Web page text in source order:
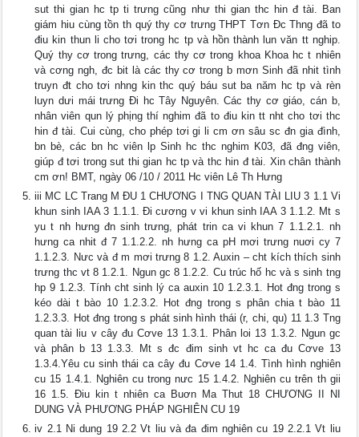
sut thi gian hc tp ti trưng cũng như thi gian thc hin đ tài. Ban
giám hiu cùng tồn th quý thy cơ trưng THPT Tơn Đc Thng đã to
điu kin thun li cho tơi trong hc tp và hồn thành lun văn tt nghip.
Quý thy cơ trong trưng, các thy cơ trong khoa Khoa hc t nhiên
và cơng ngh, đc bit là các thy cơ trong b mơn Sinh đã nhit tình
truyn đt cho tơi nhng kin thc quý báu sut ba năm hc tp và rèn
luyn dưi mái trưng Đi hc Tây Nguyên. Các thy cơ giáo, cán b,
nhân viên qun lý phịng thí nghim đã to điu kin tt nht cho tơi thc
hin đ tài. Cui cùng, cho phép tơi gi li cm ơn sâu sc đn gia đình,
bn bè, các bn hc viên lp Sinh hc thc nghim K03, đã đng viên,
giúp đ tơi trong sut thi gian hc tp và thc hin đ tài. Xin chân thành
cm ơn! BMT, ngày 06 /10 / 2011 Hc viên Lê Th Hưng
iii MC LC Trang M ĐU 1 CHƯƠNG I TNG QUAN TÀI LIU 3 1.1 Vi
khun sinh IAA 3 1.1.1. Đi cương v vi khun sinh IAA 3 1.1.2. Mt s
yu t nh hưng đn sinh trưng, phát trin ca vi khun 7 1.1.2.1. nh
hưng ca nhit đ 7 1.1.2.2. nh hưng ca pH mơi trưng nuơi cy 7
1.1.2.3. Nưc và đ m mơi trưng 8 1.2. Auxin – cht kích thích sinh
trưng thc vt 8 1.2.1. Ngun gc 8 1.2.2. Cu trúc hố hc và s sinh tng
hp 9 1.2.3. Tính cht sinh lý ca auxin 10 1.2.3.1. Hot đng trong s
kéo dài t bào 10 1.2.3.2. Hot đng trong s phân chia t bào 11
1.2.3.3. Hot đng trong s phát sinh hình thái (r, chi, qu) 11 1.3 Tng
quan tài liu v cây đu Cơve 13 1.3.1. Phân loi 13 1.3.2. Ngun gc
và phân b 13 1.3.3. Mt s đc đim sinh vt hc ca đu Cơve 13
1.3.4.Yêu cu sinh thái ca cây đu Cơve 14 1.4. Tình hình nghiên
cu 15 1.4.1. Nghiên cu trong nưc 15 1.4.2. Nghiên cu trên th gii
16 1.5. Điu kin t nhiên ca Buơn Ma Thut 18 CHƯƠNG II NI
DUNG VÀ PHƯƠNG PHÁP NGHIÊN CU 19
iv 2.1 Ni dung 19 2.2 Vt liu và đa đim nghiên cu 19 2.2.1 Vt liu